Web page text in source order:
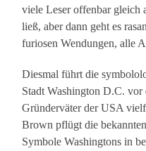
viele Leser offenbar gleich
ließ, aber dann geht es
furiosen Wendungen, alle
Diesmal führt die
Stadt Washington D.C.
Gründerväter der USA
Brown pflügt die
Symbole Washingtons in